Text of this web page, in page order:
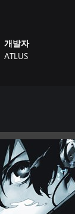
, 의문의 괴물에게
맞서게 된다…….
핵심 요소는 그
로 바꾸는 등, 세
하드웨어에 대응
터 간의 대화 추
명해진 "그 감동"
개발자
ATLUS